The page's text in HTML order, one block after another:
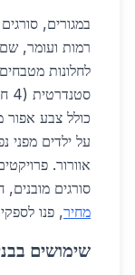
במגורים,
רמות ועומר, שם
לחלונות
כולל צבע
אוורור.
סורגים מובנים, חוסכים 20%
מחיר, פנו
שימושים